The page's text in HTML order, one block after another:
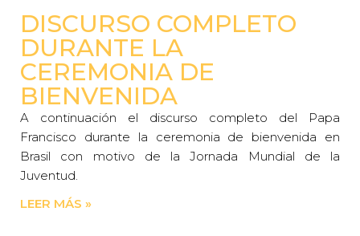
DISCURSO COMPLETO
DURANTE LA
CEREMONIA DE
BIENVENIDA
A continuación el discurso completo del Papa
Francisco durante la ceremonia de bienvenida en
Brasil con motivo de la Jornada Mundial de la
Juventud.
LEER MÁS »